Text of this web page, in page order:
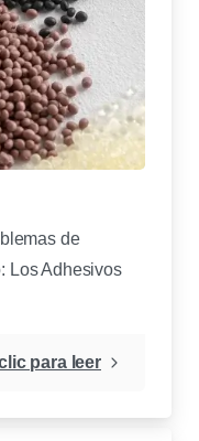
de
Los Adhesivos
para leer